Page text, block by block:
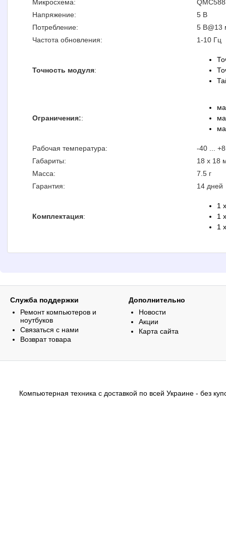
Микросхема:
Напряжение:
5 В
Потребление:
5 В@13
Частота обновления:
1-10 Гц
Точность модуля:
Ограничения::
Рабочая температура:
-40 ...
Габариты:
18 x 18
Масса:
7.5 г
Гарантия:
14 дней
Комплектация:
1
1
1
Служба поддержки
Ремонт компьютеров и
ноутбуков
Связаться с нами
Возврат товара
Дополнительно
Новости
Акции
Карта сайта
Компьютерная техника с доставкой по всей Украине - без